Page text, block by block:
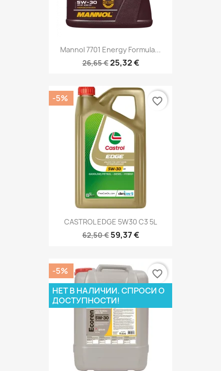
Mannol 7701 Energy Formula...
26,65 €25,32 €
CASTROL EDGE 5W30 C3 5L
62,50 € 59,37 €
-5% favorite_border
-5%
НЕТ В НАЛИЧИИ. СПРОСИ О
ДОСТУПНОСТИ!
favorite_border